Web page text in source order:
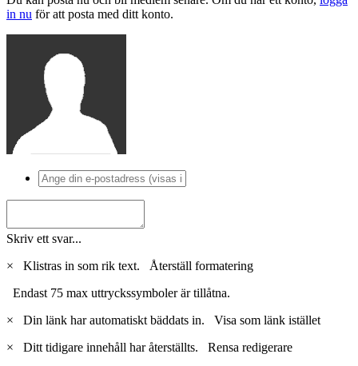
in nu för att posta med ditt konto.
Skriv ett svar...
×
Klistras in som rik text. Återställ formatering
Endast 75 max uttryckssymboler är tillåtna.
×
Din länk har automatiskt bäddats in. Visa som länk istället
×
Ditt tidigare innehåll har återställts. Rensa redigerare